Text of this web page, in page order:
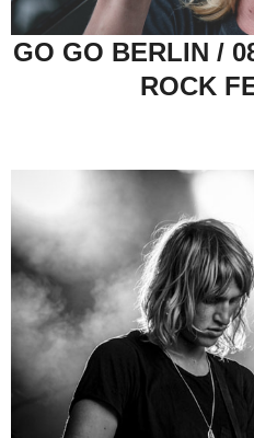
GO GO BERLIN /
ROCK